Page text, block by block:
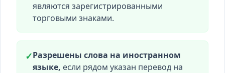
являются зарегистрированными
торговыми знаками.
✓Разрешены слова на иностранном
языке, если рядом указан перевод на